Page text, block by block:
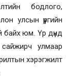
бодлого,
улсын үүргийн
байх юм. Үр дүнд
улмаар
хэрэгжилт